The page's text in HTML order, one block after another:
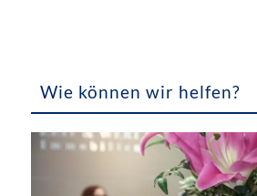
Wie können wir helfen?